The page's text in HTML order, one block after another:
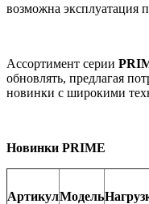
возможна эксплуатация
Ассортимент серии
обновлять, предлагая
новинки с широкими
Новинки PRIME
АртикулМодель